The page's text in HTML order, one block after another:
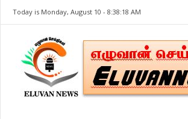
Today is Monday, August 10 -8:38:18 AM